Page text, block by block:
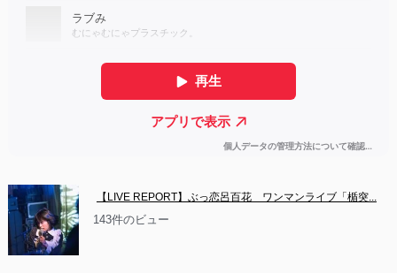
【LIVE REPORT】ぶっ恋呂百花　ワンマンライブ「楯突...
143件のビュー